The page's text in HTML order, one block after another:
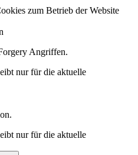
zum Betrieb der Website
Angriffen.
nur für die aktuelle
nur für die aktuelle